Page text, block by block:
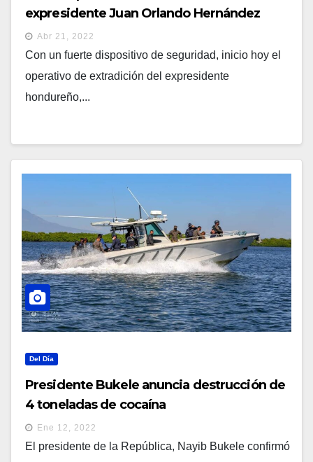
expresidente Juan Orlando Hernández
hacia EEUU por narcotráfico
Abr 21, 2022
Con un fuerte dispositivo de seguridad, inicio hoy el
operativo de extradición del expresidente
hondureño,...
Del Día
Presidente Bukele anuncia destrucción de
4 toneladas de cocaína
Ene 12, 2022
El presidente de la República, Nayib Bukele confirmó